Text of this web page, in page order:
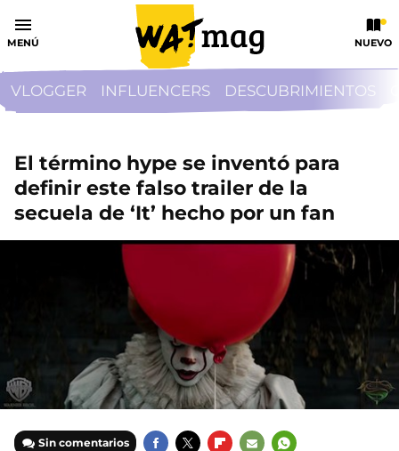
MENÚ NUEVO
VLOGGER INFLUENCERS DESCUBRIMIENTOS
El término hype se inventó para
definir este falso trailer de la
secuela de ‘It’ hecho por un fan
Sin comentarios